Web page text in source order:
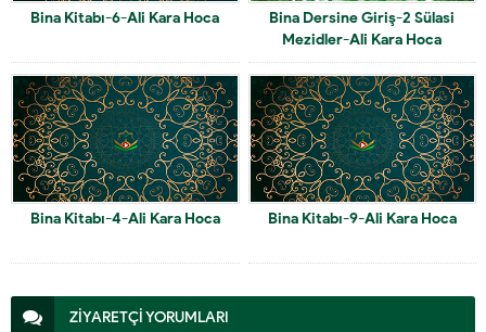
Bina Kitabı-6-Ali Kara Hoca
Bina Dersine Giriş-2 Sülasi
Mezidler-Ali Kara Hoca
Bina Kitabı-4-Ali Kara Hoca Bina Kitabı-9-Ali Kara Hoca
ZİYARETÇİ YORUMLARI